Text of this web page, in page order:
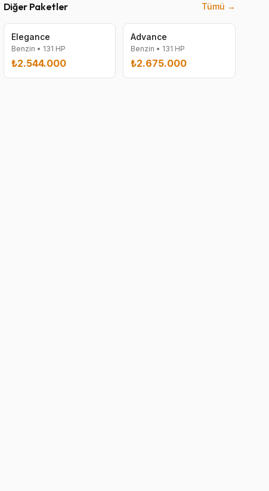
Diğer Paketler Tümü →
Elegance
Benzin • 131 HP
₺2.544.000
Advance
Benzin • 131 HP
₺2.675.000